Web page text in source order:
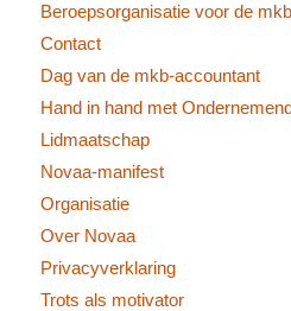
Beroepsorganisatie voor de
Contact
Dag van de mkb-accountant
Hand in hand met
Lidmaatschap
Novaa-manifest
Organisatie
Over Novaa
Privacyverklaring
Trots als motivator